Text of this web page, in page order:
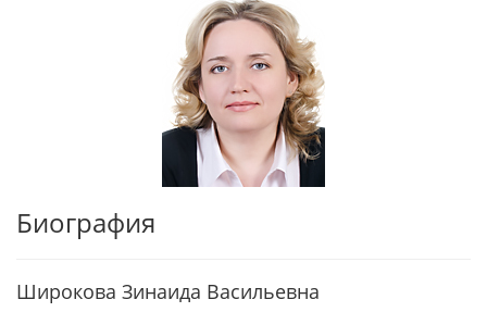
Биография
Широкова Зинаида Васильевна